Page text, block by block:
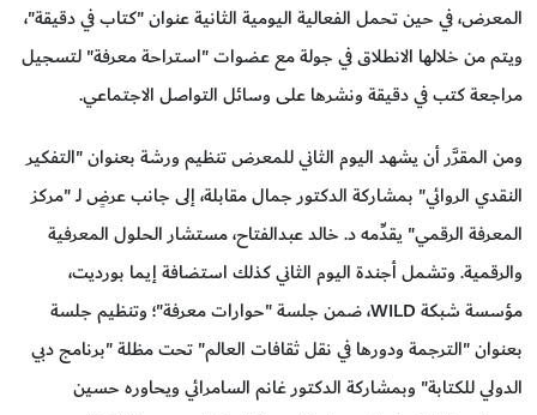
المعرض، في حين تحمل الفعالية اليومية الثانية عنوان "كتاب في دقيقة"،
ويتم من خلالها الانطلاق في جولة مع عضوات "استراحة معرفة" لتسجيل
مراجعة كتب في دقيقة ونشرها على وسائل التواصل الاجتماعي.
ومن المقرَّر أن يشهد اليوم الثاني للمعرض تنظيم ورشة بعنوان "التفكير
النقدي الروائي" بمشاركة الدكتور جمال مقابلة، إلى جانب عرضٍ لـ "مركز
المعرفة الرقمي" يقدِّمه د. خالد عبدالفتاح، مستشار الحلول المعرفية
والرقمية. وتشمل أجندة اليوم الثاني كذلك استضافة إيما بورديت،
مؤسسة شبكة WILD، ضمن جلسة "حوارات معرفة"؛ وتنظيم جلسة
بعنوان "الترجمة ودورها في نقل ثقافات العالم" تحت مظلة "برنامج دبي
الدولي للكتابة" وبمشاركة الدكتور غانم السامرائي ويحاوره حسين